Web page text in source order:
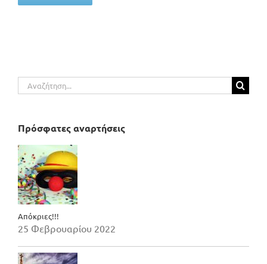
Αναζήτηση
για:
Πρόσφατες αναρτήσεις
Απόκριες!!!
25 Φεβρουαρίου 2022